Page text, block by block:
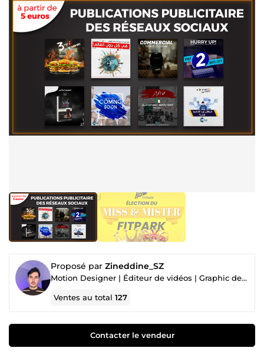
Proposé par Zineddine_SZ
Motion Designer | Éditeur de vidéos | Graphic designer
Ventes au total127
Contacter le vendeur